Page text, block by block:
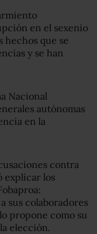
en el sexenio
hechos que se
y se han
Nacional
autónomas
en la
contra
explicar los
sus colaboradores
propone como su
elección.